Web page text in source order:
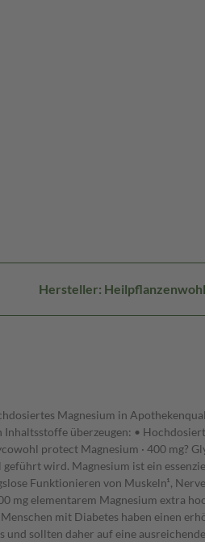
Hersteller:
Magnesium in
überzeugen: •
protect Magnesium · 400 mg?
wird. Magnesium ist ein
Funktionieren von Muskeln¹,
elementarem Magnesium extra
mit Diabetes haben einen
sollten daher auf eine